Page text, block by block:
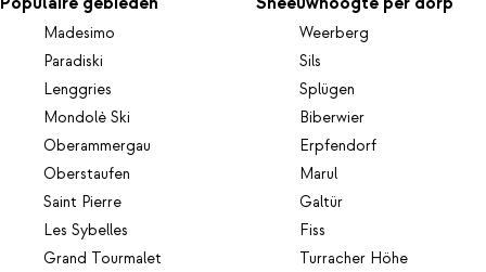
Madesimo
Paradiski
Lenggries
Mondolè Ski
Oberammergau
Oberstaufen
Saint Pierre
Les Sybelles
Grand Tourmalet
Weerberg
Sils
Splügen
Biberwier
Erpfendorf
Marul
Galtür
Fiss
Turracher Höhe